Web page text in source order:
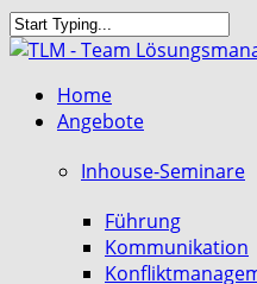
Skip
to
content
Close
search
MenuHome
Angebote
Inhouse-Seminare
Führung
Kommunikation